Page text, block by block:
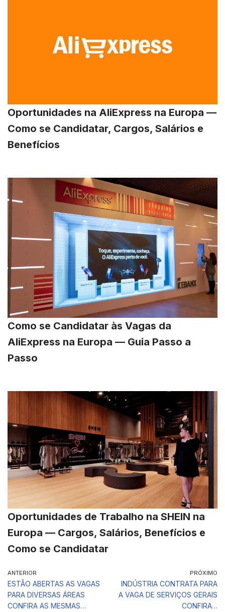
Oportunidades na AliExpress na Europa —
Como se Candidatar, Cargos, Salários e
Benefícios
Como se Candidatar às Vagas da
AliExpress na Europa — Guia Passo a
Passo
Oportunidades de Trabalho na SHEIN na
Europa — Cargos, Salários, Benefícios e
Como se Candidatar
ANTERIOR
ESTÃO ABERTAS AS VAGAS
PARA DIVERSAS ÁREAS
CONFIRA AS MESMAS…
PRÓXIMO
INDÚSTRIA CONTRATA PARA
A VAGA DE SERVIÇOS GERAIS
CONFIRA…